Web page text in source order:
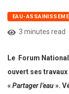
EAU-
3 minutes read
Le Forum National
ouvert ses
«Partager l’eau».